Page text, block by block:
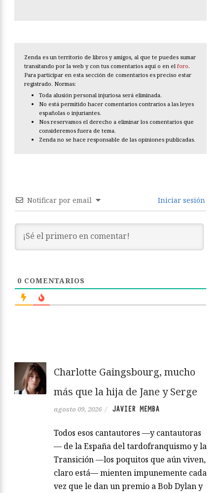
Zenda es un territorio de libros y amigos, al que te puedes sumar
transitando por la web y con tus comentarios aquí o en el foro.
Para participar en esta sección de comentarios es preciso estar
registrado. Normas:
Toda alusión personal injuriosa será eliminada.
No está permitido hacer comentarios contrarios a las leyes
españolas o injuriantes.
Nos reservamos el derecho a eliminar los comentarios que
consideremos fuera de tema.
Zenda no se hace responsable de las opiniones publicadas.
Notificar por email Iniciar sesión
0 COMENTARIOS
Charlotte Gaingsbourg, mucho
más que la hija de Jane y Serge
agosto 09, 2026 / JAVIER MEMBA
Todos esos cantautores —y cantautoras
— de la España del tardofranquismo y la
Transición —los poquitos que aún viven,
claro está— mienten impunemente cada
vez que le dan un premio a Bob Dylan y